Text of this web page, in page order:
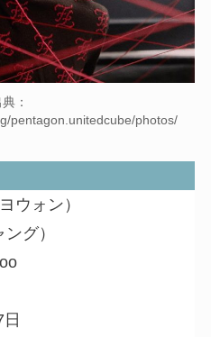
：
pentagon.unitedcube/photos/
ウォン）
グ）